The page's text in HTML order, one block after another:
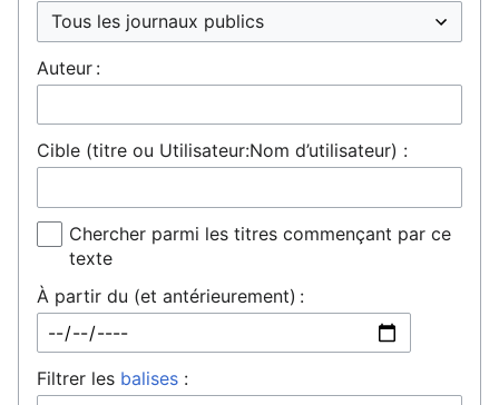
Auteur :
Cible (titre ou Utilisateur:Nom d’utilisateur) :
Chercher parmi les titres commençant par ce
texte
À partir du (et antérieurement) :
Filtrer les balises :